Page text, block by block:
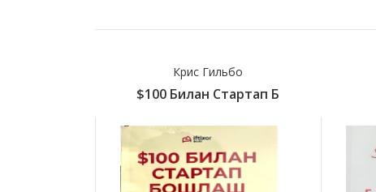
Крис Гильбо
$100 Билан Стартап Б